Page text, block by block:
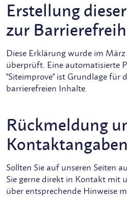
Erstellung
zur
Diese Erklärung wurde im
überprüft. Eine automatisierte
"Siteimprove" ist Grundlage für
barrierefreien Inhalte.
Rückmeldung
Kontaktangaben
Sollten Sie auf unseren Seiten
Sie gerne direkt in Kontakt mit
über entsprechende Hinweise